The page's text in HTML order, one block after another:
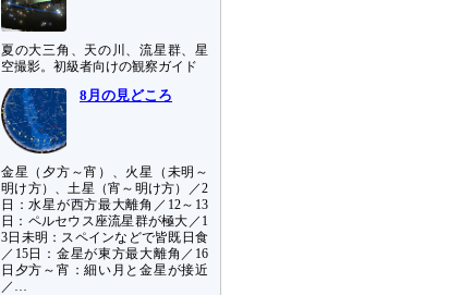
夏の大三角、天の川、流星群、星
空撮影。初級者向けの観察ガイド
8月の見どころ
金星（夕方～宵）、火星（未明～
明け方）、土星（宵～明け方）／2
日：水星が西方最大離角／12～13
日：ペルセウス座流星群が極大／1
3日未明：スペインなどで皆既日食
／15日：金星が東方最大離角／16
日夕方～宵：細い月と金星が接近
／…